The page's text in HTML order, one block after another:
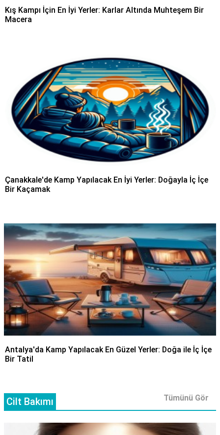
Kış Kampı İçin En İyi Yerler: Karlar Altında Muhteşem Bir
Macera
Çanakkale'de Kamp Yapılacak En İyi Yerler: Doğayla İç İçe
Bir Kaçamak
Antalya'da Kamp Yapılacak En Güzel Yerler: Doğa ile İç İçe
Bir Tatil
Cilt Bakımı Tümünü Gör